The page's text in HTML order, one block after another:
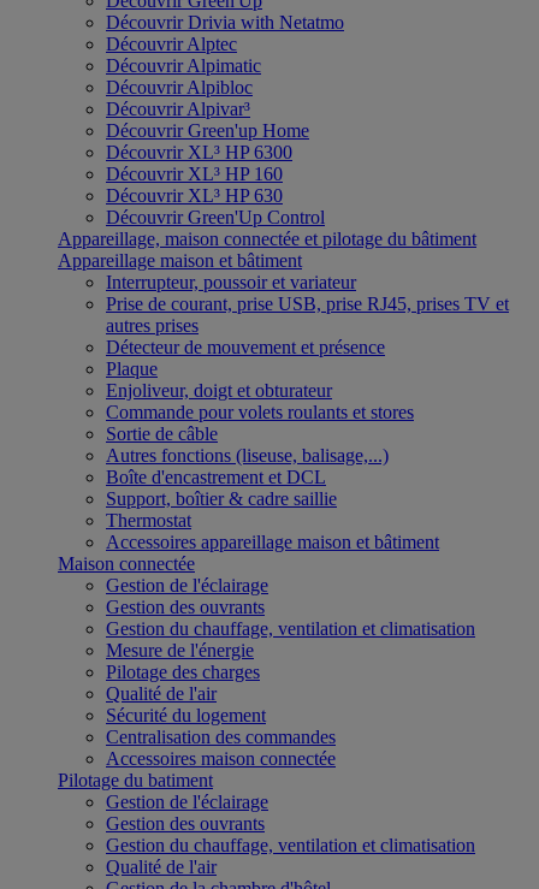
Découvrir Drivia with Netatmo
Découvrir Alptec
Découvrir Alpimatic
Découvrir Alpibloc
Découvrir Alpivar³
Découvrir Green'up Home
Découvrir XL³ HP 6300
Découvrir XL³ HP 160
Découvrir XL³ HP 630
Découvrir Green'Up Control
Appareillage, maison connectée et pilotage du bâtiment
Appareillage maison et bâtiment
Interrupteur, poussoir et variateur
Prise de courant, prise USB, prise RJ45, prises TV et
autres prises
Détecteur de mouvement et présence
Plaque
Enjoliveur, doigt et obturateur
Commande pour volets roulants et stores
Sortie de câble
Autres fonctions (liseuse, balisage,...)
Boîte d'encastrement et DCL
Support, boîtier & cadre saillie
Thermostat
Accessoires appareillage maison et bâtiment
Maison connectée
Gestion de l'éclairage
Gestion des ouvrants
Gestion du chauffage, ventilation et climatisation
Mesure de l'énergie
Pilotage des charges
Qualité de l'air
Sécurité du logement
Centralisation des commandes
Accessoires maison connectée
Pilotage du batiment
Gestion de l'éclairage
Gestion des ouvrants
Gestion du chauffage, ventilation et climatisation
Qualité de l'air